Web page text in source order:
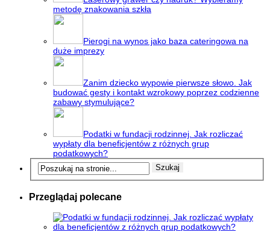
metodę znakowania szkła
Pierogi na wynos jako baza cateringowa na
duże imprezy
Zanim dziecko wypowie pierwsze słowo. Jak
budować gesty i kontakt wzrokowy poprzez codzienne
zabawy stymulujące?
Podatki w fundacji rodzinnej. Jak rozliczać
wypłaty dla beneficjentów z różnych grup
podatkowych?
Przeglądaj polecane